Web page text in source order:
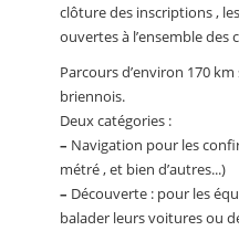
clôture des inscriptions ,
ouvertes à l’ensemble des
Parcours d’environ 170
briennois.
Deux catégories :
– Navigation pour les
métré , et bien d’autres...)
– Découverte : pour les
balader leurs voitures ou